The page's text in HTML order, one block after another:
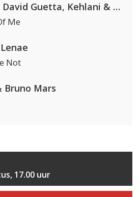
Hugel, David Guetta, Kehlani & Daecolm
Me
Not
Bruno Mars
17.00 uur